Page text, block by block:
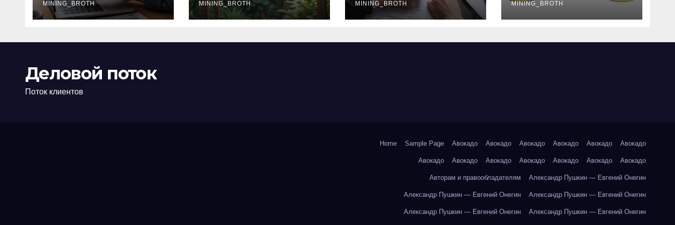
офис: порядок,
требования и
MINING_BROTH
колокольчиков
MINING_BROTH
ставки и
требования к
MINING_BROTH
руководство
MINING_BROTH
Деловой поток
Поток клиентов
Home Sample Page Авокадо Авокадо Авокадо Авокадо Авокадо Авокадо
Авокадо Авокадо Авокадо Авокадо Авокадо Авокадо Авокадо
Авторам и правообладателям Александр Пушкин — Евгений Онегин
Александр Пушкин — Евгений Онегин Александр Пушкин — Евгений Онегин
Александр Пушкин — Евгений Онегин Александр Пушкин — Евгений Онегин